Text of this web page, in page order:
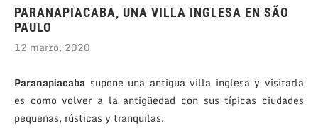
PARANAPIACABA, UNA VILLA INGLESA EN SÃO
PAULO
12 marzo, 2020
Paranapiacaba supone una antigua villa inglesa y visitarla
es como volver a la antigüedad con sus típicas ciudades
pequeñas, rústicas y tranquilas.